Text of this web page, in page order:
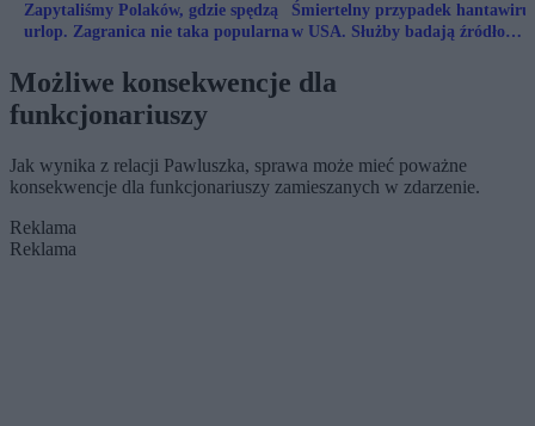
Zapytaliśmy Polaków, gdzie spędzą
urlop. Zagranica nie taka popularna
Śmiertelny przypadek
w USA. Służby badają źródło
Możliwe konsekwencje dla
funkcjonariuszy
Jak wynika z relacji Pawluszka, sprawa może mieć poważne
konsekwencje dla funkcjonariuszy zamieszanych w zdarzenie.
Reklama
Reklama